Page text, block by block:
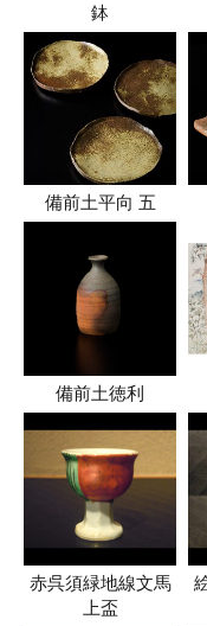
鉢
備前土平向 五
備前土徳利
赤呉須緑地線文馬
上盃